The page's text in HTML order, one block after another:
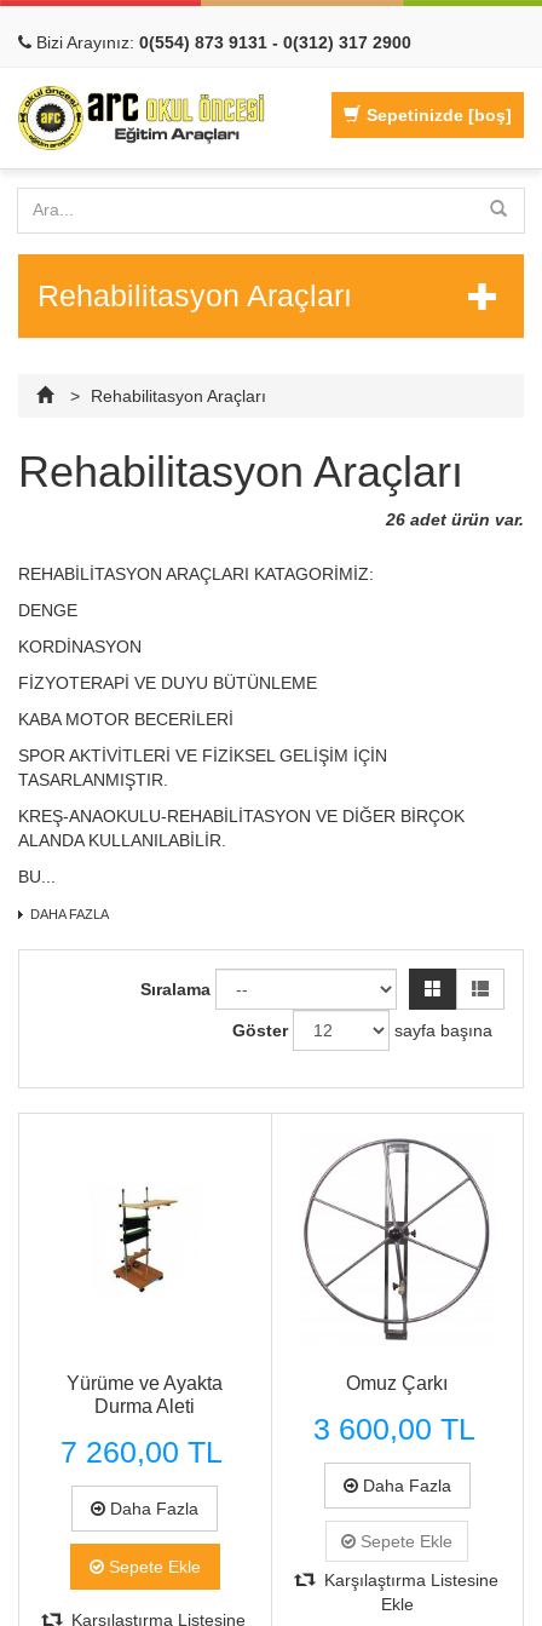
Bizi Arayınız: 0(554) 873 9131 - 0(312) 317 2900
Sepetinizde [boş]
Rehabilitasyon Araçları
> Rehabilitasyon Araçları
Rehabilitasyon Araçları
26 adet ürün var.
REHABİLİTASYON ARAÇLARI KATAGORİMİZ:
DENGE
KORDİNASYON
FİZYOTERAPİ VE DUYU BÜTÜNLEME
KABA MOTOR BECERİLERİ
SPOR AKTİVİTLERİ VE FİZİKSEL GELİŞİM İÇİN
TASARLANMIŞTIR.
KREŞ-ANAOKULU-REHABİLİTASYON VE DİĞER BİRÇOK
ALANDA KULLANILABİLİR.
BU...
DAHA FAZLA
Sıralama
Göster sayfa başına
Yürüme ve Ayakta
Durma Aleti
7 260,00 TL
Daha Fazla
Sepete Ekle
Karşılaştırma Listesine
Omuz Çarkı
3 600,00 TL
Daha Fazla
Sepete Ekle
Karşılaştırma Listesine
Ekle